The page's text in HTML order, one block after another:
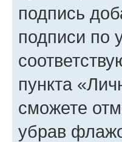
подпись
подписи по
пункта
сможете
убрав